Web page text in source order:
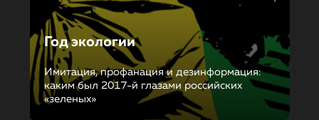
Год экологии
Имитация, профанация и дезинформация:
каким был 2017-й глазами российских
«зеленых»